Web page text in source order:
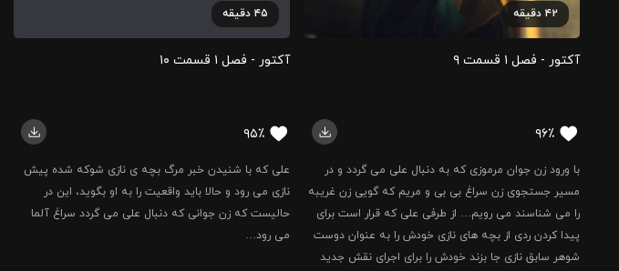
۴۲ دقیقه
آکتور - فصل ۱ قسمت ‍۹
۹۶٪
با ورود زن جوان مرموزی که به دنبال علی می گردد و در
مسیر جستجوی زن سراغ بی بی و مریم که گویی زن غریبه
را می شناسند می رویم… از طرفی علی که قرار است برای
پیدا کردن ردی از بچه های نازی خودش را به عنوان دوست
شوهر سابق نازی جا بزند خودش را برای اجرای نقش جدید
۴۵ دقیقه
آکتور - فصل ۱ قسمت ‍۱۰
۹۵٪
علی که با شنیدن خبر مرگ بچه ی نازی شوکه شده پیش
نازی می رود و حالا باید واقعیت را به او بگوید، این در
حالیست که زن جوانی که دنبال علی می گردد سراغ آلما
می رود…